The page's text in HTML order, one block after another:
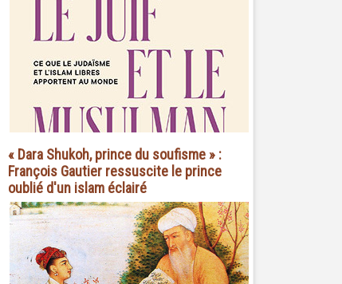
« Dara Shukoh, prince du soufisme » :
François Gautier ressuscite le prince
oublié d'un islam éclairé